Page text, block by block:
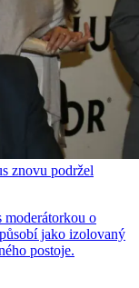
znovu podržel
moderátorkou o
jako izolovaný
postoje.